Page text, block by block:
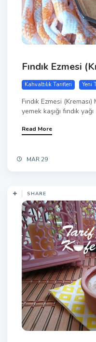
Fındık Ezmesi
Kahvaltılık Tarifleri Yeni
Fındık Ezmesi
yemek kaşığı fındık
Read More
MAR 29
SHARE